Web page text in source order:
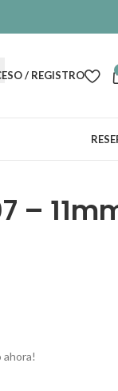
/ REGISTRO
–
ahora!